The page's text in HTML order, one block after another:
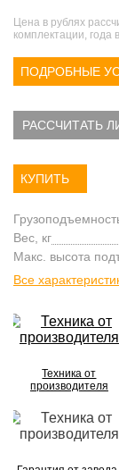
Цена в рублях
комплектации, года
ПОДРОБНЫЕ
РАССЧИТАТЬ
КУПИТЬ
Вес, кг
Макс. высота
Все
Техника от
производителя